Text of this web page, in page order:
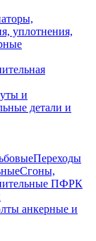
уплотнения,
и
детали и
Переходы
Сгоны,
ПФРК
анкерные и